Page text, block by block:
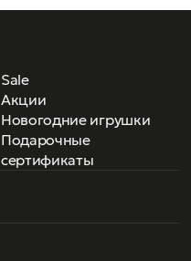
Sale
Акции
Новогодние игрушки
Подарочные
сертификаты